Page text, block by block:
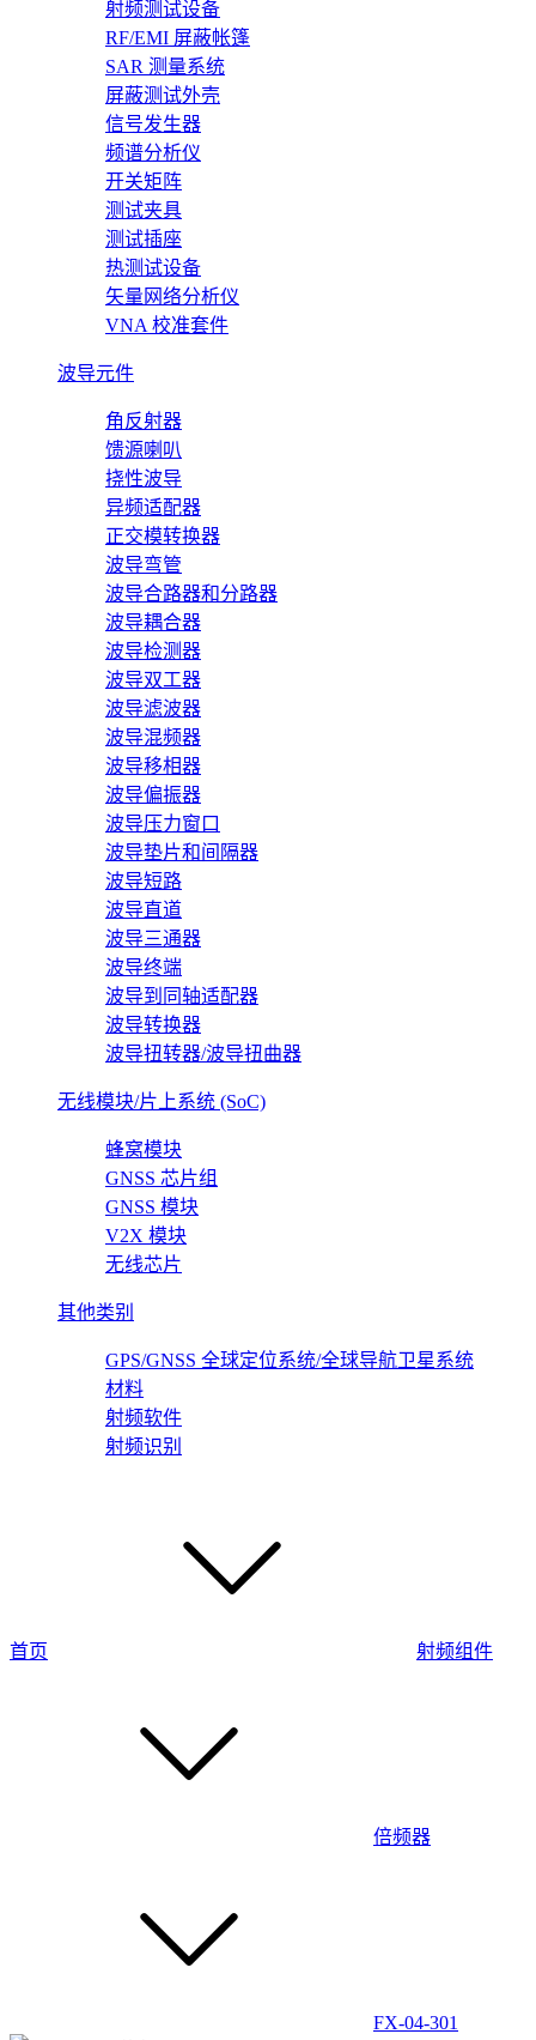
射频测试设备
RF/EMI 屏蔽帐篷
SAR 测量系统
屏蔽测试外壳
信号发生器
频谱分析仪
开关矩阵
测试夹具
测试插座
热测试设备
矢量网络分析仪
VNA 校准套件
波导元件
角反射器
馈源喇叭
挠性波导
异频适配器
正交模转换器
波导弯管
波导合路器和分路器
波导耦合器
波导检测器
波导双工器
波导滤波器
波导混频器
波导移相器
波导偏振器
波导压力窗口
波导垫片和间隔器
波导短路
波导直道
波导三通器
波导终端
波导到同轴适配器
波导转换器
波导扭转器/波导扭曲器
无线模块/片上系统 (SoC)
蜂窝模块
GNSS 芯片组
GNSS 模块
V2X 模块
无线芯片
其他类别
GPS/GNSS 全球定位系统/全球导航卫星系统
材料
射频软件
射频识别
首页 射频组件
倍频器
FX-04-301